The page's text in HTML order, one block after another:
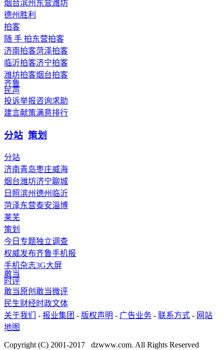
烟台滨州 东营潍坊
德州 胜利
拍客
随 手 拍东营拍客
济南拍客菏泽拍客
临沂拍客济宁拍客
潍坊拍客烟台拍客
齐鲁
民声
投诉举报咨询求助
建言献策满意排行
分站 策划
分站
济南青岛枣庄威海
烟台潍坊济宁聊城
日照滨州德州 临沂
菏泽东营泰安淄博
莱芜
策划
今日专题独立调查
权威发布齐鲁手机报
手机杂志3G大屏
敢当
时评
敢当原创 敢当微评
民生财经时政文体
关于我们
- 报业集团 - 版权声明 - 广告业务 - 联系方式 - 网站
地图
Copyright (C) 2001-2017 dzwww.com. All Rights Reserved